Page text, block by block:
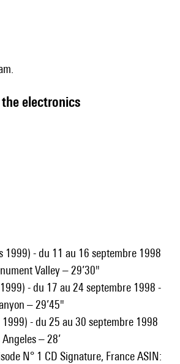
electronics
1999) - du 11 au 16 septembre 1998
Valley – 29’30"
- du 17 au 24 septembre 1998 -
– 29’45"
- du 25 au 30 septembre 1998
– 28’
N° 1 CD Signature, France ASIN: